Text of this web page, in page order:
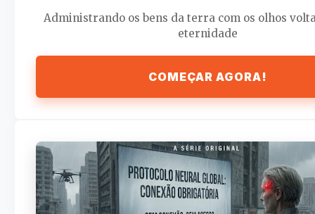
Administrando os bens da terra com os olhos
eternidade
COMEÇAR AGORA!